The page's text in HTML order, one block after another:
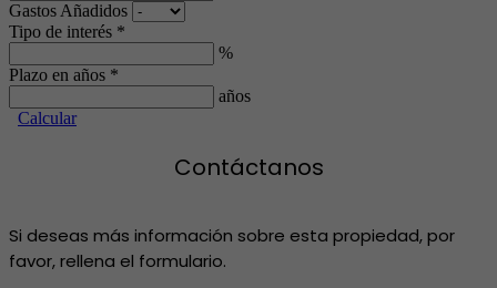
Gastos Añadidos
Tipo de interés *
%
Plazo en años *
años
Calcular
Contáctanos
Si deseas más información sobre esta propiedad, por
favor, rellena el formulario.